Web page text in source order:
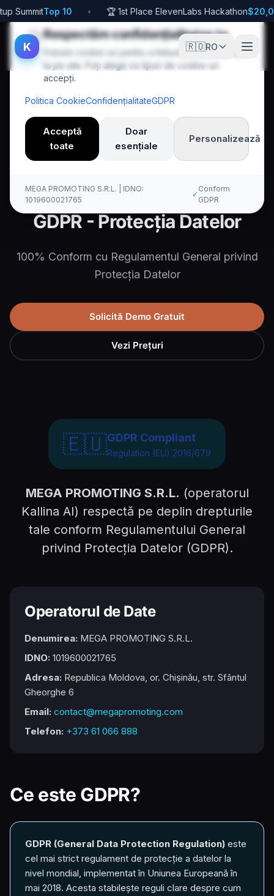
🍪Respectăm confidențialitatea ta
Folosim cookie-uri pentru a îmbunătăți experiența
ta pe site. Poți alege ce tipuri de cookie-uri
accepți.
Politica CookieConfidențialitateGDPR
Acceptă
toate
Doar
esențiale
Personalizează
MEGA PROMOTING S.R.L. | IDNO:
1019600021765
✓
Conform
GDPR
SummitTop 10 🏆 1st Place ElevenLabs Hackathon
K 🇷🇴RO
Kallina Voice AI
GDPR - Protecția Datelor
100% Conform cu Regulamentul General privind
Protecția Datelor
Solicită Demo Gratuit
Vezi Prețuri
🇪🇺GDPR Compliant
Regulation (EU) 2016/679
MEGA PROMOTING S.R.L. (operatorul
Kallina AI) respectă pe deplin drepturile
tale conform Regulamentului General
privind Protecția Datelor (GDPR).
Operatorul de Date
Denumirea: MEGA PROMOTING S.R.L.
IDNO: 1019600021765
Adresa: Republica Moldova, or. Chișinău, str. Sfântul
Gheorghe 6
Email: contact@megapromoting.com
Telefon: +373 61 066 888
Ce este GDPR?
GDPR (General Data Protection Regulation) este
cel mai strict regulament de protecție a datelor la
nivel mondial, implementat în Uniunea Europeană în
mai 2018. Acesta stabilește reguli clare despre cum